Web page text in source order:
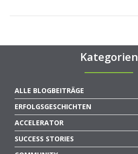
Kategorien
ALLE BLOGBEITRÄGE
ERFOLGSGESCHICHTEN
ACCELERATOR
SUCCESS STORIES